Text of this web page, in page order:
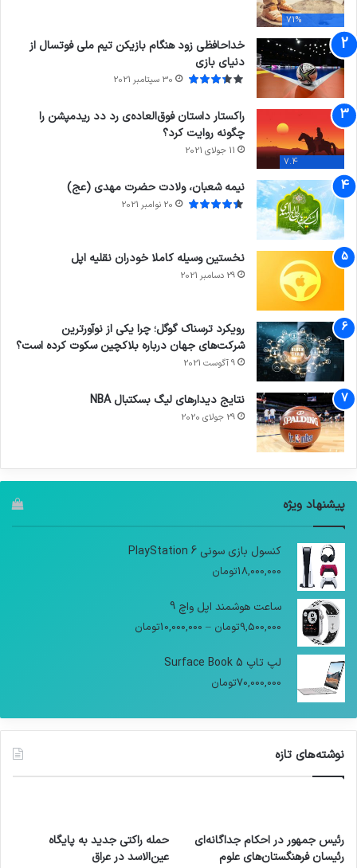
71%
خداحافظی زود هنگام بازیکن تیم ملی فوتسال از
دنیای بازی
30 سپتامبر 2021
7.4
راکستار داستان فوق‌العاده‌ی رد دد ریدمپشن را
چگونه روایت کرد؟
11 جولای 2021
نیمه شعبان، ولادت حضرت مهدی (عج)
20 نوامبر 2021
نخستین وسیله کاملا خودران نقلیه اپل
29 دسامبر 2021
رویکرد ترسناک گوگل؛ چرا یکی از نوآورترین
شرکت‌های جهان درباره بلاکچین سکوت کرده است؟
9 آگوست 2021
نتایج دیدار‌های لیگ بسکتبال NBA
29 جولای 2020
پیشنهاد ویژه
کنسول بازی سونی PlayStation 6
18,000,000تومان
ساعت هوشمند اپل واچ 9
9,500,000تومان –
10,000,000تومان
لپ تاپ Surface Book 5
70,000,000تومان
نوشته‌های تازه
رئیس جمهور در احکام جداگانه‌ای
رئیسان فرهنگستان‌های علوم
حمله راکتی جدید به پایگاه
عین‌الاسد در عراق